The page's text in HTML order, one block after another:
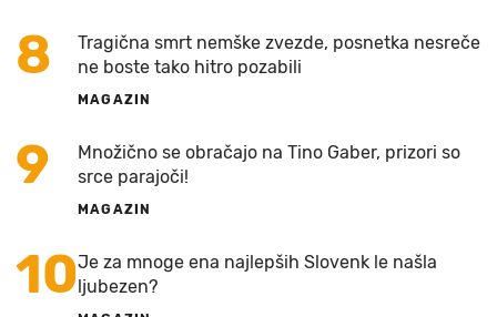
8
Tragična smrt nemške zvezde, posnetka nesreče
ne boste tako hitro pozabili
MAGAZIN
9
Množično se obračajo na Tino Gaber, prizori so
srce parajoči!
MAGAZIN
10Je za mnoge ena najlepših Slovenk le našla
ljubezen?